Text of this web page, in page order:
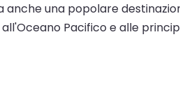
anche una popolare
Pacifico e alle